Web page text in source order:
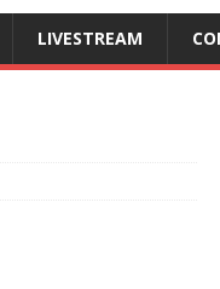
LIVESTREAM